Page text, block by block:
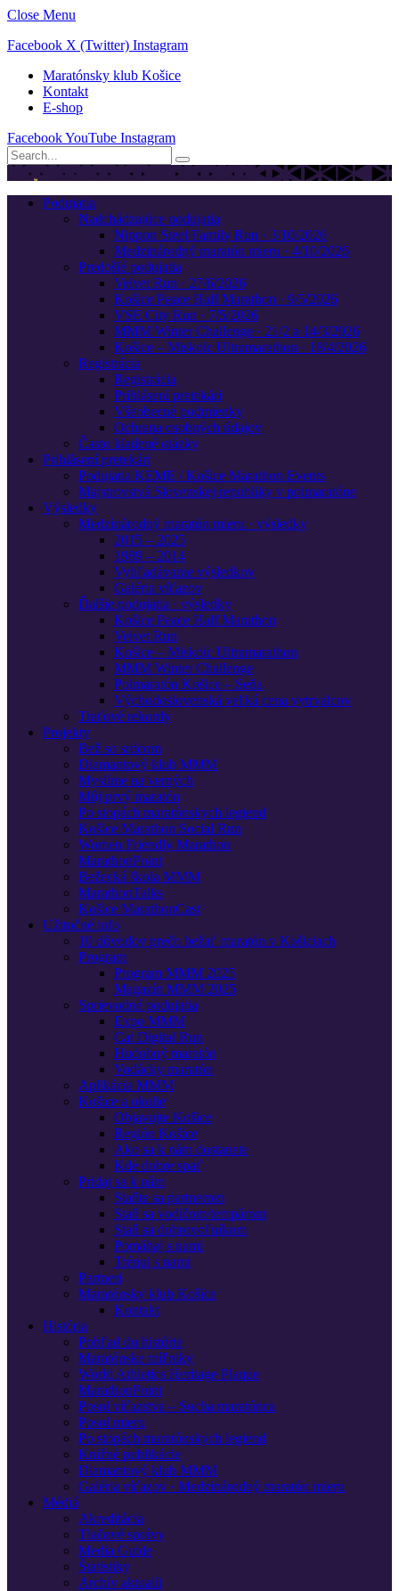
Close Menu
Facebook X (Twitter) Instagram
Maratónsky klub Košice
Kontakt
E-shop
FacebookYouTube Instagram
Podujatia
Nadchádzajúce podujatia
Nippon Steel Family Run · 3/10/2026
Medzinárodný maratón mieru · 4/10/2026
Predošlé podujatia
Velvet Run · 27/6/2026
Košice Peace Half Marathon · 9/5/2026
VSE City Run · 7/5/2026
MMM Winter Challenge · 21/2 a 14/3/2026
Košice – Miskolc Ultramarathon · 18/4/2026
Registrácia
Registrácia
Prihlásení pretekári
Všeobecné podmienky
Ochrana osobných údajov
Často kladené otázky
Prihlásení pretekári
Podujatia KEME / Košice Marathon Events
Majstrovstvá Slovenskej republiky v polmaratóne
Výsledky
Medzinárodný maratón mieru · výsledky
2015 – 2025
1989 – 2014
Vyhľadávanie výsledkov
Galéria víťazov
Ďalšie podujatia · výsledky
Košice Peace Half Marathon
Velvet Run
Košice – Miskolc Ultramarathon
MMM Winter Challenge
Polmaratón Košice – Seňa
Východoslovenská veľká cena vytrvalcov
Traťové rekordy
Projekty
Bež so srdcom
Diamantový klub MMM
Myslíme na verných
Môj prvý maratón
Po stopách maratónskych legiend
Košice Marathon Social Run
Women Friendly Marathon
MarathonPoint
Bežecká škola MMM
MarathonTalks
Košice MarathonCast
Užitočné info
10 dôvodov prečo bežať maratón v Košiciach
Program
Program MMM 2025
Magazín MMM 2025
Sprievodné podujatia
Expo MMM
Cat Digital Run
Hudobný maratón
Vodácky maratón
Aplikácia MMM
Košice a okolie
Objavujte Košice
Región Košice
Ako sa k nám dostanete
Kde dobre spať
Pridaj sa k nám
Staňte sa partnerom
Staň sa vodičom/tempárom
Staň sa dobrovoľníkom
Pomáhaj s nami
Trénuj s nami
Partneri
Maratónsky klub Košice
Kontakt
História
Pohľad do histórie
Maratónske míľniky
World Athletics Heritage Plaque
MarathonPoint
Posol víťazstva – Socha maratónca
Posol mieru
Po stopách maratónskych legiend
Knižné publikácie
Diamantový klub MMM
Galéria víťazov · Medzinárodný maratón mieru
Médiá
Akreditácia
Tlačové správy
Media Guide
Štatistiky
Archív aktualít